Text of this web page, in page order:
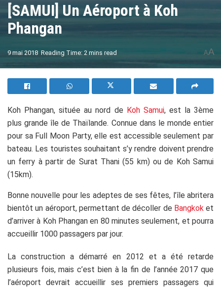
[SAMUI] Un Aéroport à Koh
Phangan
9 mai 2018 Reading Time: 2 mins read AA
Koh Phangan, située au nord de Koh Samui, est la 3ème
plus grande île de Thaïlande. Connue dans le monde entier
pour sa Full Moon Party, elle est accessible seulement par
bateau. Les touristes souhaitant s’y rendre doivent prendre
un ferry à partir de Surat Thani (55 km) ou de Koh Samui
(15km).
Bonne nouvelle pour les adeptes de ses fêtes, l’île abritera
bientôt un aéroport, permettant de décoller de Bangkoket
d’arriver à Koh Phangan en 80 minutes seulement, et pourra
accueillir 1000 passagers par jour.
La construction a démarré en 2012 et a été retarde
plusieurs fois, mais c’est bien à la fin de l’année 2017 que
l’aéroport devrait accueillir ses premiers passagers qui